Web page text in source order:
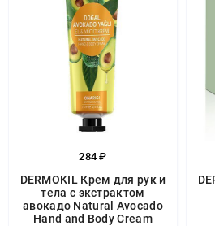
284 ₽
DERMOKIL Крем для рук и
тела с экстрактом
авокадо Natural Avocado
Hand and Body Cream